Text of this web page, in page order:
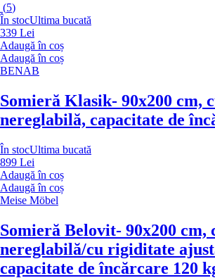
(5)
În stocUltima bucată
339 Lei
Adaugă în coș
Adaugă în coș
BENAB
Somieră Klasik- 90x200 cm,
nereglabilă, capacitate de
În stocUltima bucată
899 Lei
Adaugă în coș
Adaugă în coș
Meise Möbel
Somieră Belovit- 90x200 cm,
nereglabilă/cu rigiditate
capacitate de încărcare 120